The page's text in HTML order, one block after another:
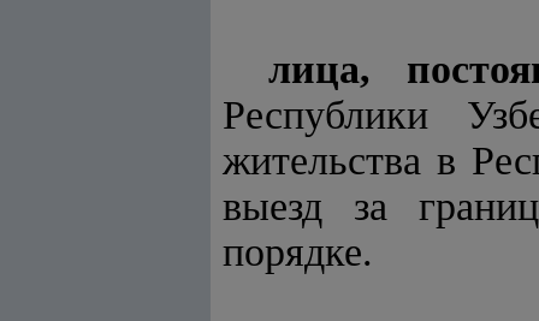
лица,
Республики
жительства в
выезд за
порядке.